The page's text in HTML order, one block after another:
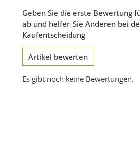
Geben Sie die erste Bewertung
ab und helfen Sie Anderen bei
Kaufentscheidung
Artikel bewerten
Es gibt noch keine Bewertungen.